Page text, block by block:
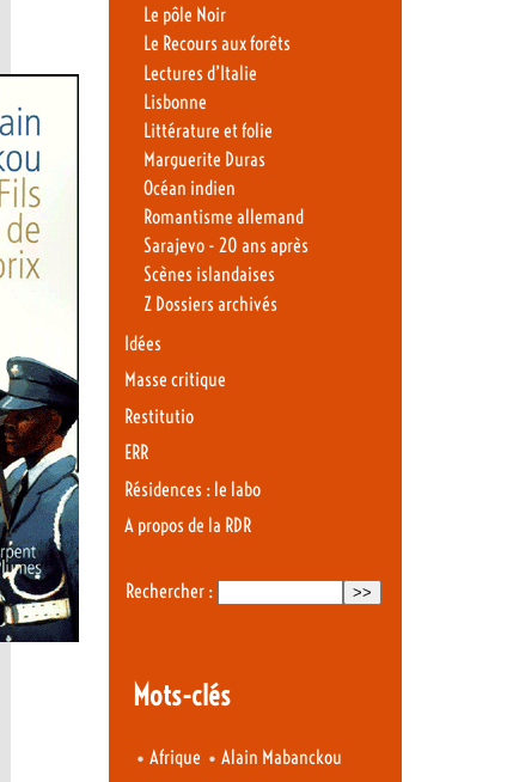
Le pôle Noir
Le Recours aux forêts
Lectures d’Italie
Lisbonne
Littérature et folie
Marguerite Duras
Océan indien
Romantisme allemand
Sarajevo - 20 ans après
Scènes islandaises
Z Dossiers archivés
Idées
Masse critique
Restitutio
ERR
Résidences : le labo
A propos de la RDR
Rechercher :
Mots-clés
• Afrique •Alain Mabanckou